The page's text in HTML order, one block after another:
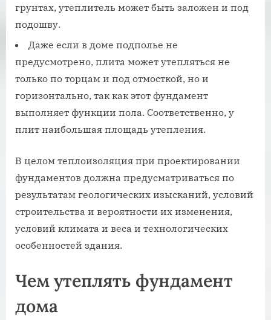
грунтах, утеплитель может быть заложен и под
подошву.
Даже если в доме подполье не
предусмотрено, плита может утепляться не
только по торцам и под отмосткой, но и
горизонтально, так как этот фундамент
выполняет функции пола. Соответственно, у
плит наибольшая площадь утепления.
В целом теплоизоляция при проектировании
фундаментов должна предусматриваться по
результатам геологических изысканий, условий
строительства и вероятности их изменения,
условий климата и веса и технологических
особенностей здания.
Чем утеплять фундамент
дома